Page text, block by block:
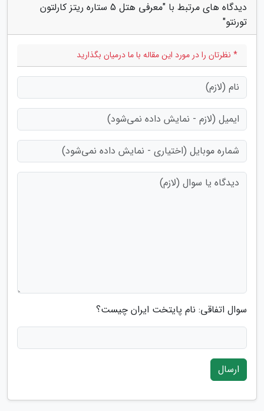
دیدگاه های مرتبط با "معرفی هتل 5 ستاره ریتز کارلتون
تورنتو"
* نظرتان را در مورد این مقاله با ما درمیان بگذارید
سوال اتفاقی: نام پایتخت ایران چیست؟
ارسال